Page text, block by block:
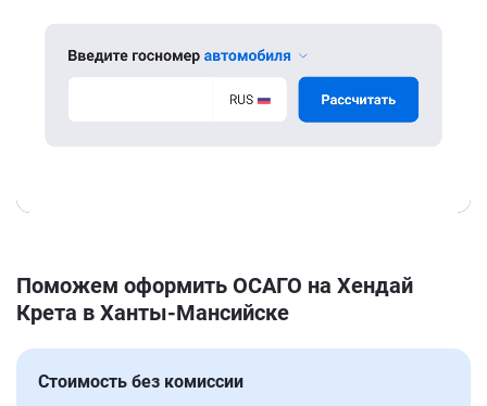
Поможем оформить ОСАГО на Хендай
Крета в Ханты-Мансийске
Стоимость без комиссии